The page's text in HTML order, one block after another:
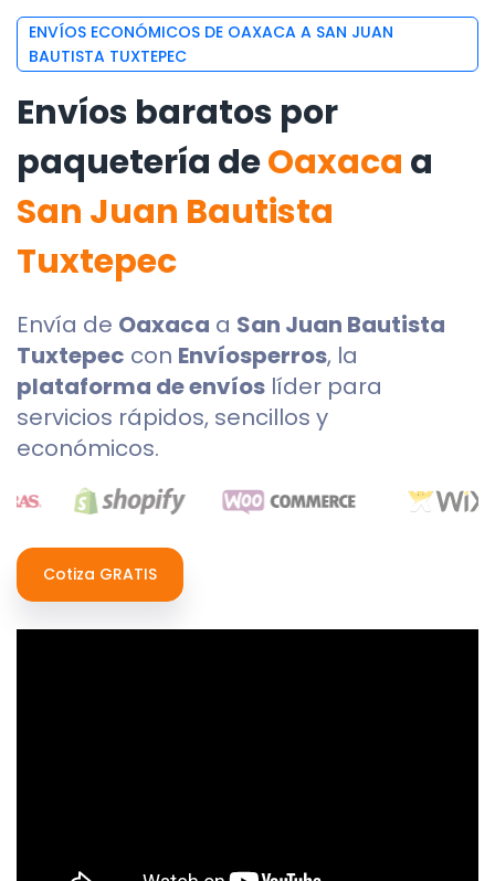
ENVÍOS ECONÓMICOS DE OAXACA A SAN JUAN
BAUTISTA TUXTEPEC
Envíos baratos por
paquetería deOaxaca a
San Juan Bautista
Tuxtepec
Envía de Oaxaca a San Juan Bautista
Tuxtepec con Envíosperros, la
plataforma de envíos líder para
servicios rápidos, sencillos y
económicos.
Cotiza GRATIS